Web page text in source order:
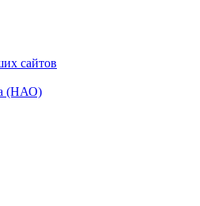
сайтов
(НАО)